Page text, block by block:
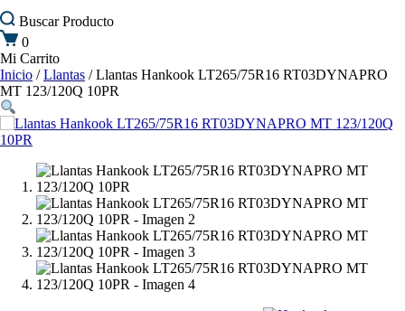
BuscarProducto
0
Mi Carrito
Inicio /Llantas / Llantas Hankook LT265/75R16 RT03DYNAPRO
MT 123/120Q 10PR